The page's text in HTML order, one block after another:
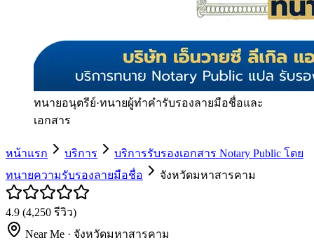
ทนายอนุตรีย์·ทนายผู้ทำคำรับรองลายมือชื่อและ
เอกสาร
หน้าแรก บริการ
บริการรับรองเอกสาร Notary Public โดย
ทนายความรับรองลายมือชื่อ
จังหวัดมหาสารคาม
4.9 (4,250 รีวิว)
Near Me · จังหวัดมหาสารคาม